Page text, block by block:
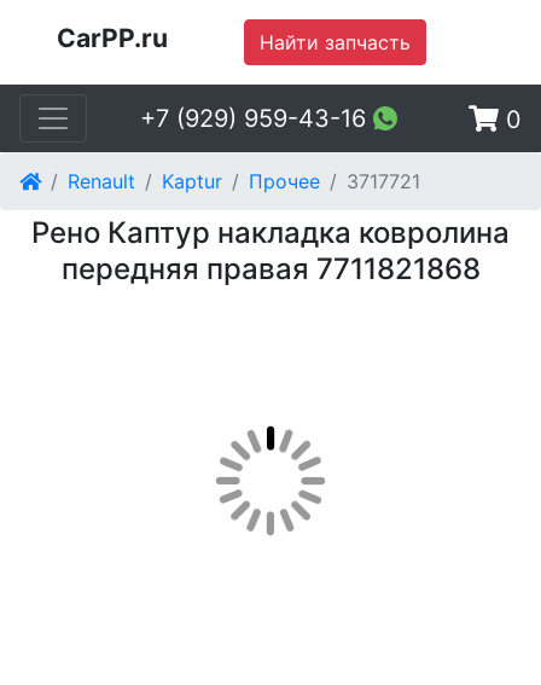
CarPP.ru Найти запчасть
+7 (929) 959-43-16 0
Renault Kaptur Прочее 3717721
Рено Каптур накладка ковролина
передняя правая 7711821868